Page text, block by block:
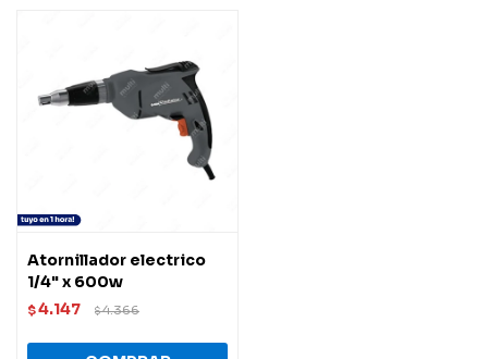
Atornillador electrico
1/4" x 600w
$4.147 $4.366